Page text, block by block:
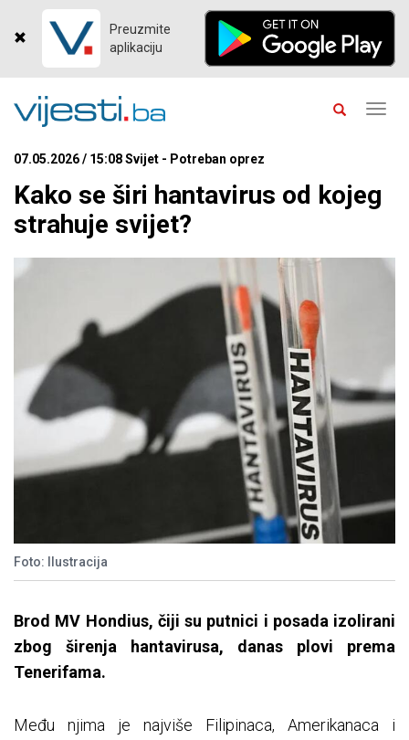
Preuzmite
aplikaciju
07.05.2026 / 15:08 Svijet - Potreban oprez
Kako se širi hantavirus od kojeg
strahuje svijet?
Foto: Ilustracija
Brod MV Hondius, čiji su putnici i posada izolirani
zbog širenja hantavirusa, danas plovi prema
Tenerifama.
Među njima je najviše Filipinaca, Amerikanaca i